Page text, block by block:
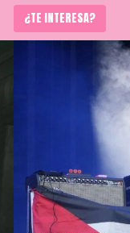
¿TE INTERESA?